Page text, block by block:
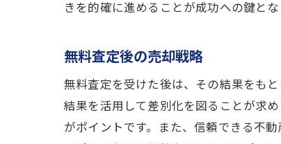
きを的確に進めることが成功への鍵と
無料査定後の売却戦略
無料査定を受けた後は、その結果をも
結果を活用して差別化を図ることが求
がポイントです。また、信頼できる不